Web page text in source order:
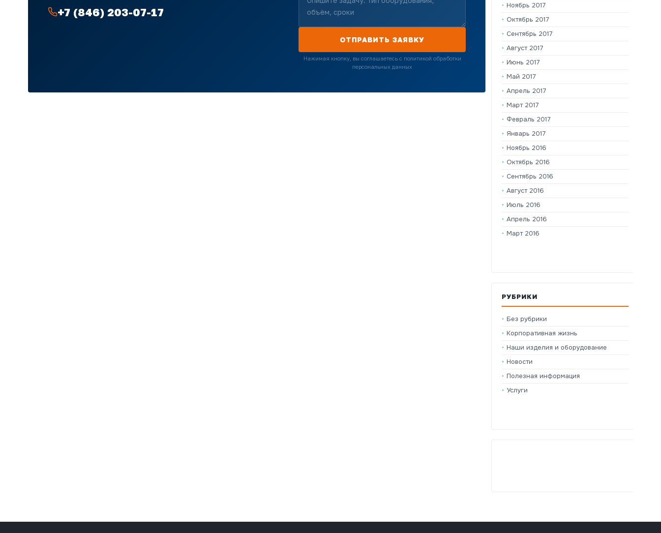
+7 (846) 203-07-17
ОТПРАВИТЬ ЗАЯВКУ
Нажимая кнопку, вы соглашаетесь с политикой обработки
персональных данных
Ноябрь 2017
Октябрь 2017
Сентябрь 2017
Август 2017
Июнь 2017
Май 2017
Апрель 2017
Март 2017
Февраль 2017
Январь 2017
Ноябрь 2016
Октябрь 2016
Сентябрь 2016
Август 2016
Июль 2016
Апрель 2016
Март 2016
РУБРИКИ
Без рубрики
Корпоративная жизнь
Наши изделия и оборудование
Новости
Полезная информация
Услуги